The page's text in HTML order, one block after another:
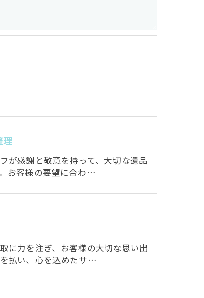
理
が感謝と敬意を持って、大切な遺品
お客様の要望に合わ…
に力を注ぎ、お客様の大切な思い出
払い、心を込めたサ…